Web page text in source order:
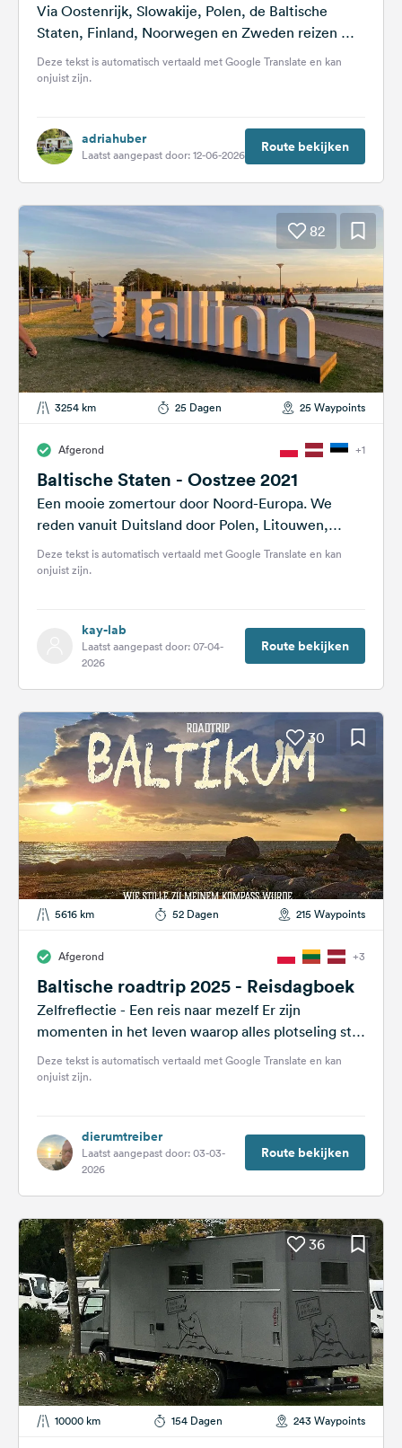
Via Oostenrijk, Slowakije, Polen, de Baltische
Staten, Finland, Noorwegen en Zweden reizen we
naar het Noorderlicht. Tijdens de voorbereiding
hebben we...
Deze tekst is automatisch vertaald met Google Translate en kan
onjuist zijn.
adriahuber
Laatst aangepast door: 12-06-2026 Route bekijken
82
3254 km 25 Dagen 25 Waypoints
Afgerond +1
Baltische Staten - Oostzee 2021
Een mooie zomertour door Noord-Europa. We
reden vanuit Duitsland door Polen, Litouwen,
Letland en Estland. Op de terugweg nam ik...
Deze tekst is automatisch vertaald met Google Translate en kan
onjuist zijn.
kay-lab
Laatst aangepast door: 07-04-
2026
Route bekijken
30
5616 km 52 Dagen 215 Waypoints
Afgerond +3
Baltische roadtrip 2025 - Reisdagboek
Zelfreflectie - Een reis naar mezelf Er zijn
momenten in het leven waarop alles plotseling stil
wordt. Niet buiten, maar binnenin. Na...
Deze tekst is automatisch vertaald met Google Translate en kan
onjuist zijn.
dierumtreiber
Laatst aangepast door: 03-03-
2026
Route bekijken
36
10000 km 154 Dagen 243 Waypoints